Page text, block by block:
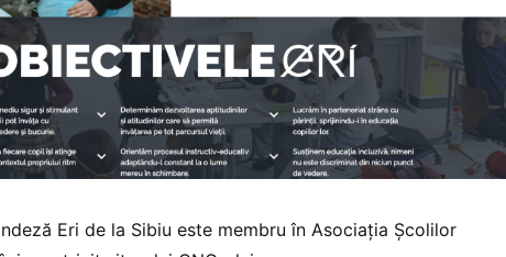
Eri de la Sibiu este membru în Asociația Școlilor